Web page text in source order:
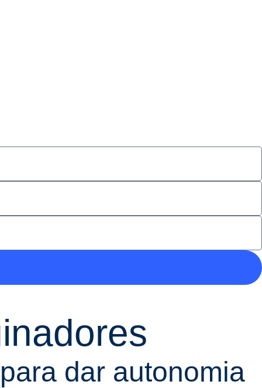
dar autonomia